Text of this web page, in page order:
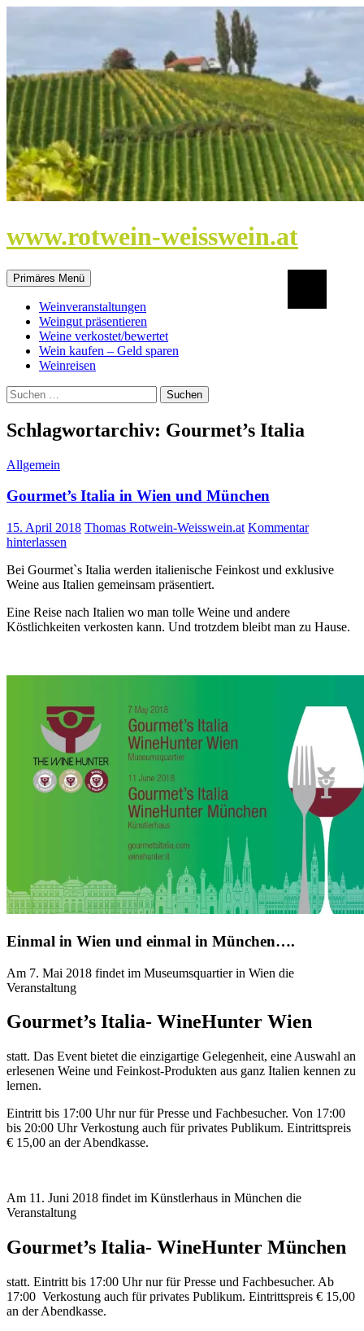
www.rotwein-weisswein.at
Primäres Menü
Weinveranstaltungen
Weingut präsentieren
Weine verkostet/bewertet
Wein kaufen – Geld sparen
Weinreisen
Suchen
nach:
Schlagwortarchiv: Gourmet’s Italia
Allgemein
Gourmet’s Italia in Wien und München
15. April 2018 Thomas Rotwein-Weisswein.at Kommentar
hinterlassen
Bei Gourmet`s Italia werden italienische Feinkost und exklusive
Weine aus Italien gemeinsam präsentiert.
Eine Reise nach Italien wo man tolle Weine und andere
Köstlichkeiten verkosten kann. Und trotzdem bleibt man zu Hause.
Einmal in Wien und einmal in München….
Am 7. Mai 2018 findet im Museumsquartier in Wien die
Veranstaltung
Gourmet’s Italia- WineHunter Wien
statt. Das Event bietet die einzigartige Gelegenheit, eine Auswahl an
erlesenen Weine und Feinkost-Produkten aus ganz Italien kennen zu
lernen.
Eintritt bis 17:00 Uhr nur für Presse und Fachbesucher. Von 17:00
bis 20:00 Uhr Verkostung auch für privates Publikum. Eintrittspreis
€ 15,00 an der Abendkasse.
Am 11. Juni 2018 findet im Künstlerhaus in München die
Veranstaltung
Gourmet’s Italia- WineHunter München
statt. Eintritt bis 17:00 Uhr nur für Presse und Fachbesucher. Ab
17:00 Verkostung auch für privates Publikum. Eintrittspreis € 15,00
an der Abendkasse.